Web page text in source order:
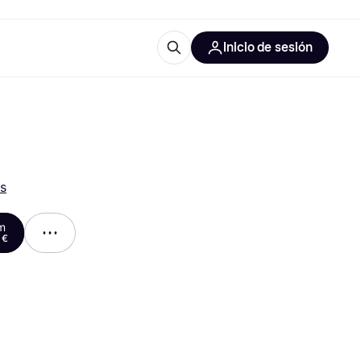
categorías
Inicio de sesión
€